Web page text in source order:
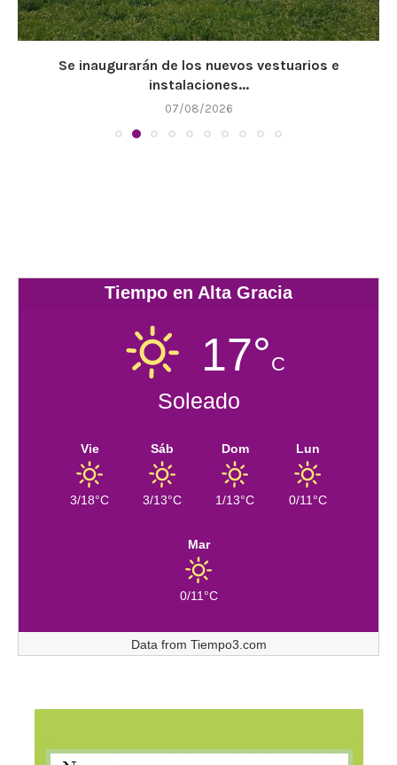
Se inaugurarán de los nuevos vestuarios e
instalaciones...
07/08/2026
Tiempo en Alta Gracia
17°C
Soleado
Vie
3/18°C
Sáb
3/13°C
Dom
1/13°C
Lun
0/11°C
Mar
0/11°C
Data from Tiempo3.com